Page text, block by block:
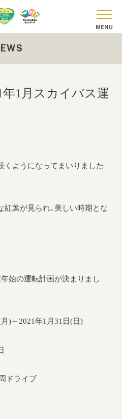
お問い合わせ
SDGs
安全管理規程
新型コロナ感染予防対策
年1月スカイバス運
くようになってまいりました
葉が見られ、美しい時期とな
始の運転計画が決まりまし
～2021年1月31日(日)
ドライブ